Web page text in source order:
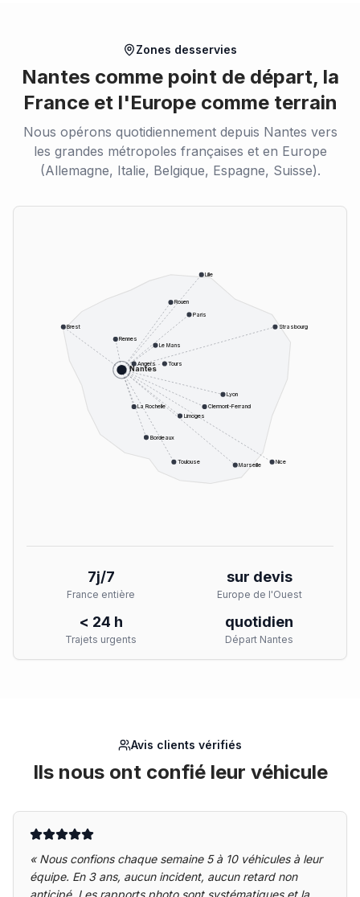
Zones desservies
Nantes comme point de départ, la
France et l'Europe comme terrain
Nous opérons quotidiennement depuis Nantes vers
les grandes métropoles françaises et en Europe
(Allemagne, Italie, Belgique, Espagne, Suisse).
Nantes
Paris
Lyon
Marseille
Toulouse
Bordeaux
Nice
Strasbourg
Lille
Rennes
Angers
Le Mans
Tours
Limoges
Clermont-Ferrand
Rouen
Brest
La Rochelle
7j/7
France entière
sur devis
Europe de l'Ouest
< 24 h
Trajets urgents
quotidien
Départ Nantes
Avis clients vérifiés
Ils nous ont confié leur véhicule
« Nous confions chaque semaine 5 à 10 véhicules à leur
équipe. En 3 ans, aucun incident, aucun retard non
anticipé. Les rapports photo sont systématiques et la